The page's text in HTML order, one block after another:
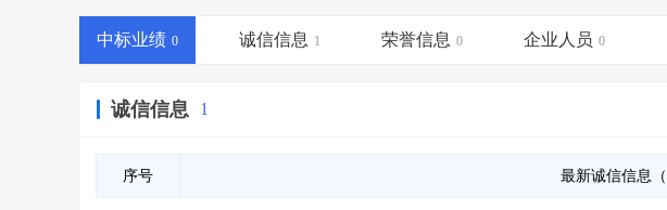
中标业绩 0 诚信信息 1 荣誉信息 0 企业人员 0
诚信信息 1
序号 最新诚信信息